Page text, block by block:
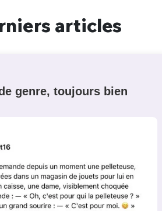
articles
genre, toujours bien
Thread